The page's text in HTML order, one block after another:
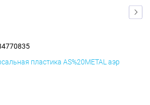
пластика AS%20METAL аэр